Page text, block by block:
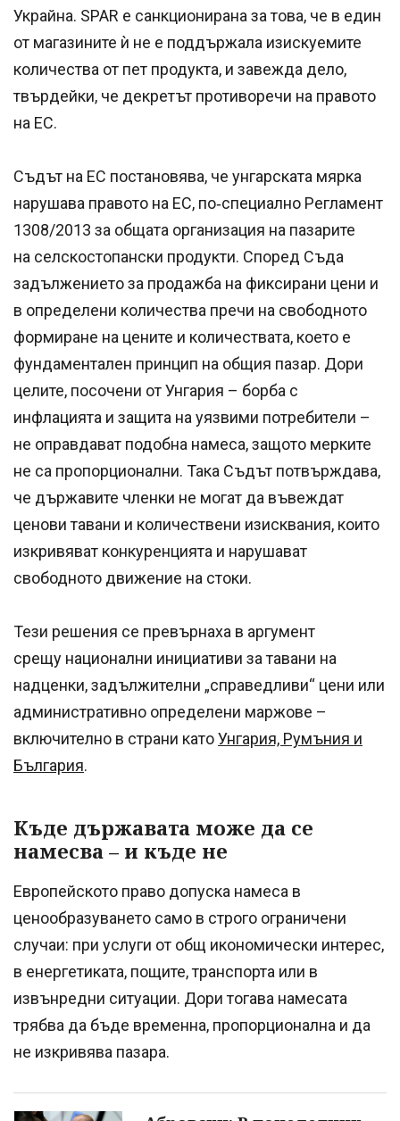
Украйна. SPAR е санкционирана за това, че в един
от магазините ѝ не е поддържала изискуемите
количества от пет продукта, и завежда дело,
твърдейки, че декретът противоречи на правото
на ЕС.
Съдът на ЕС постановява, че унгарската мярка
нарушава правото на ЕС, по‑специално Регламент
1308/2013 за общата организация на пазарите
на селскостопански продукти. Според Съда
задължението за продажба на фиксирани цени и
в определени количества пречи на свободното
формиране на цените и количествата, което е
фундаментален принцип на общия пазар. Дори
целите, посочени от Унгария – борба с
инфлацията и защита на уязвими потребители –
не оправдават подобна намеса, защото мерките
не са пропорционални. Така Съдът потвърждава,
че държавите членки не могат да въвеждат
ценови тавани и количествени изисквания, които
изкривяват конкуренцията и нарушават
свободното движение на стоки.
Тези решения се превърнаха в аргумент
срещу национални инициативи за тавани на
надценки, задължителни „справедливи“ цени или
административно определени маржове –
включително в страни катоУнгария, Румъния и
България.
Къде държавата може да се
намесва – и къде не
Европейското право допуска намеса в
ценообразуването само в строго ограничени
случаи: при услуги от общ икономически интерес,
в енергетиката, пощите, транспорта или в
извънредни ситуации. Дори тогава намесата
трябва да бъде временна, пропорционална и да
не изкривява пазара.